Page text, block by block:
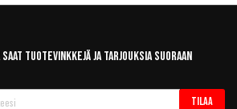
tuotevinkkejä ja tarjouksia suoraan
Tilaa